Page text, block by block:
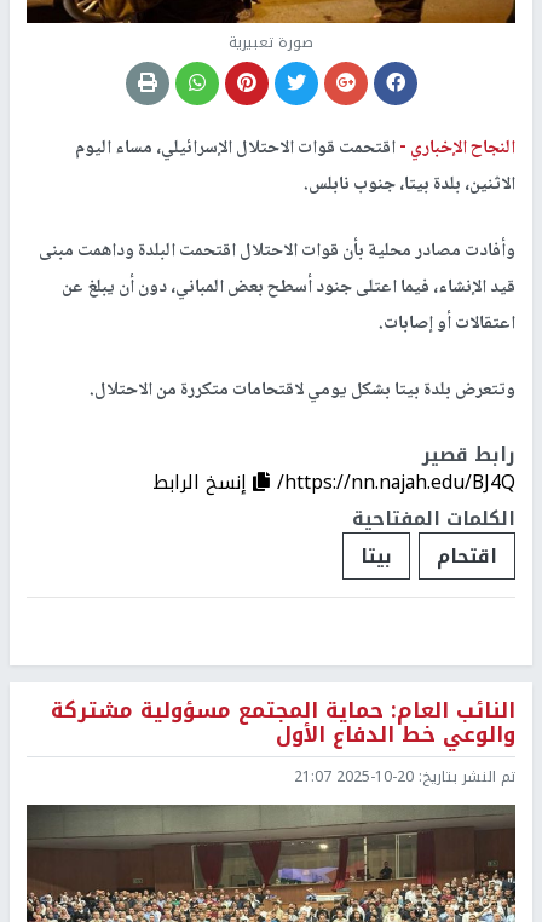
صورة تعبيرية
النجاح الإخباري -اقتحمت قوات الاحتلال الإسرائيلي، مساء اليوم
الاثنين، بلدة بيتا، جنوب نابلس.
وأفادت مصادر محلية بأن قوات الاحتلال اقتحمت البلدة وداهمت مبنى
قيد الإنشاء، فيما اعتلى جنود أسطح بعض المباني، دون أن يبلغ عن
اعتقالات أو إصابات.
وتتعرض بلدة بيتا بشكل يومي لاقتحامات متكررة من الاحتلال.
رابط قصير
https://nn.najah.edu/BJ4Q/
إنسخ الرابط
الكلمات المفتاحية
اقتحام
بيتا
النائب العام: حماية المجتمع مسؤولية مشتركة
والوعي خط الدفاع الأول
تم النشر بتاريخ: 2025-10-20 21:07